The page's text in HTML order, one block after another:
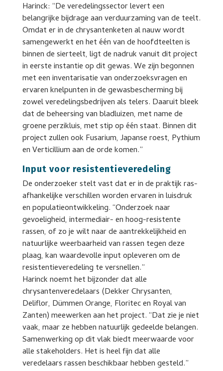
Harinck: “De veredelingssector levert een
belangrijke bijdrage aan verduurzaming van de teelt.
Omdat er in de chrysantenketen al nauw wordt
samengewerkt en het één van de hoofdteelten is
binnen de sierteelt, ligt de nadruk vanuit dit project
in eerste instantie op dit gewas. We zijn begonnen
met een inventarisatie van onderzoeksvragen en
ervaren knelpunten in de gewasbescherming bij
zowel veredelingsbedrijven als telers. Daaruit bleek
dat de beheersing van bladluizen, met name de
groene perzikluis, met stip op één staat. Binnen dit
project zullen ook Fusarium, Japanse roest, Pythium
en Verticillium aan de orde komen.”
Input voor resistentieveredeling
De onderzoeker stelt vast dat er in de praktijk ras-
afhankelijke verschillen worden ervaren in luisdruk
en populatieontwikkeling. “Onderzoek naar
gevoeligheid, intermediair- en hoog-resistente
rassen, of zo je wilt naar de aantrekkelijkheid en
natuurlijke weerbaarheid van rassen tegen deze
plaag, kan waardevolle input opleveren om de
resistentieveredeling te versnellen.”
Harinck noemt het bijzonder dat alle
chrysantenveredelaars (Dekker Chrysanten,
Deliflor, Dümmen Orange, Floritec en Royal van
Zanten) meewerken aan het project. “Dat zie je niet
vaak, maar ze hebben natuurlijk gedeelde belangen.
Samenwerking op dit vlak biedt meerwaarde voor
alle stakeholders. Het is heel fijn dat alle
veredelaars rassen beschikbaar hebben gesteld.”